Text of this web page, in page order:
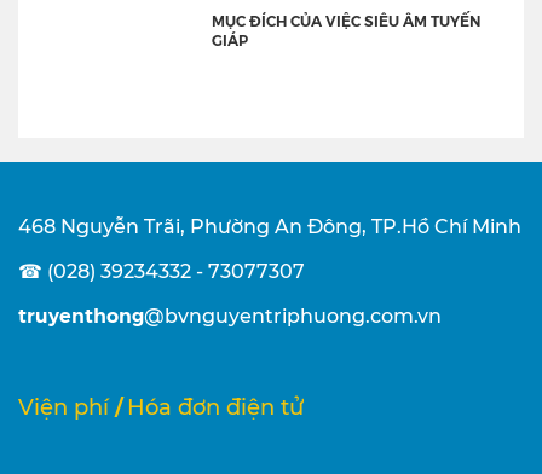
MỤC ĐÍCH CỦA VIỆC SIÊU ÂM TUYẾN
GIÁP
468 Nguyễn Trãi, Phường An Đông, TP.Hồ Chí Minh
☎ (028) 39234332 - 73077307
truyenthong@bvnguyentriphuong.com.vn
Viện phí / Hóa đơn điện tử